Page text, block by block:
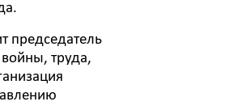
председатель
труда,